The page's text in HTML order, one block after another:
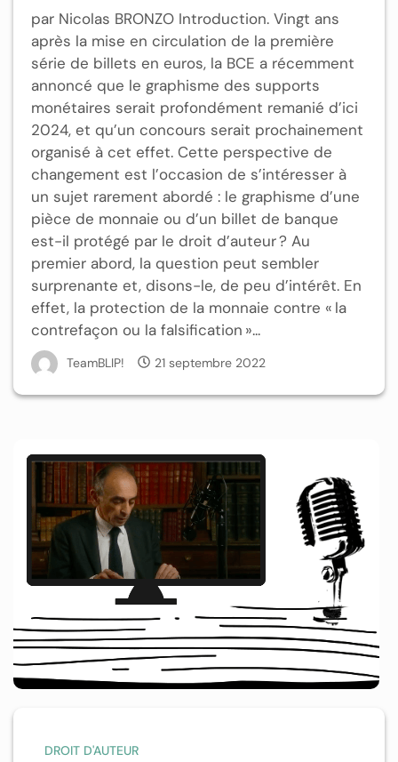
par Nicolas BRONZO Introduction. Vingt ans
après la mise en circulation de la première
série de billets en euros, la BCE a récemment
annoncé que le graphisme des supports
monétaires serait profondément remanié d’ici
2024, et qu’un concours serait prochainement
organisé à cet effet. Cette perspective de
changement est l’occasion de s’intéresser à
un sujet rarement abordé : le graphisme d’une
pièce de monnaie ou d’un billet de banque
est-il protégé par le droit d’auteur ? Au
premier abord, la question peut sembler
surprenante et, disons-le, de peu d’intérêt. En
effet, la protection de la monnaie contre « la
contrefaçon ou la falsification »...
TeamBLIP! 21 septembre 2022
DROIT D'AUTEUR